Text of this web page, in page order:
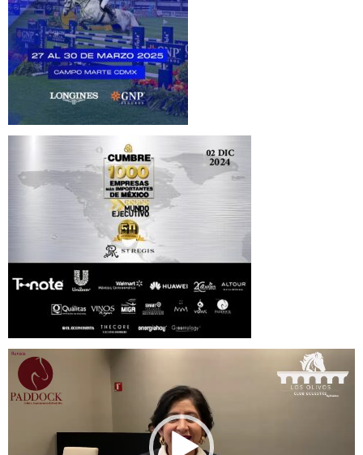
Reproductor
de
vídeo